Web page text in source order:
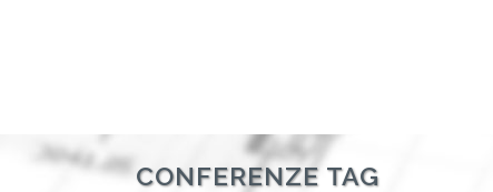
CONFERENZE TAG